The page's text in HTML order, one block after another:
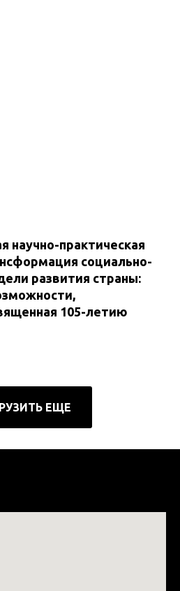
научно-практическая
социально-
развития страны:
105-летию
ЕЩЕ